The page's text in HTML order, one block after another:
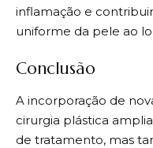
inflamação e
uniforme da pele ao
Conclusão
A incorporação de
cirurgia plástica
de tratamento, mas